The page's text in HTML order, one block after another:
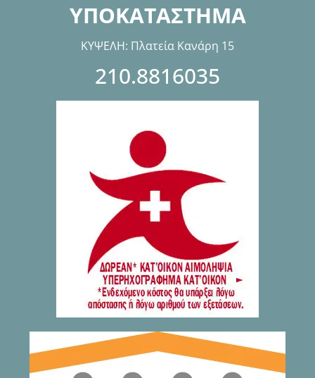
ΥΠΟΚΑΤΑΣΤΗΜΑ
ΚΥΨΕΛΗ: Πλατεία Κανάρη 15
210.8816035